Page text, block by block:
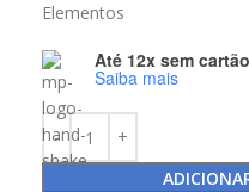
Elementos
Até 12x sem cartão
Saiba mais